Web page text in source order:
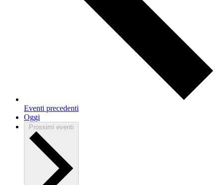
Eventi precedenti
Oggi
Prossimi eventi